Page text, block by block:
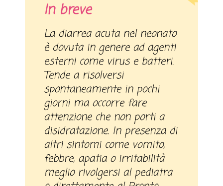
In breve
La diarrea acuta nel neonato
è dovuta in genere ad agenti
esterni come virus e batteri.
Tende a risolversi
spontaneamente in pochi
giorni ma occorre fare
attenzione che non porti a
disidratazione. In presenza di
altri sintomi come vomito,
febbre, apatia o irritabilità
meglio rivolgersi al pediatra